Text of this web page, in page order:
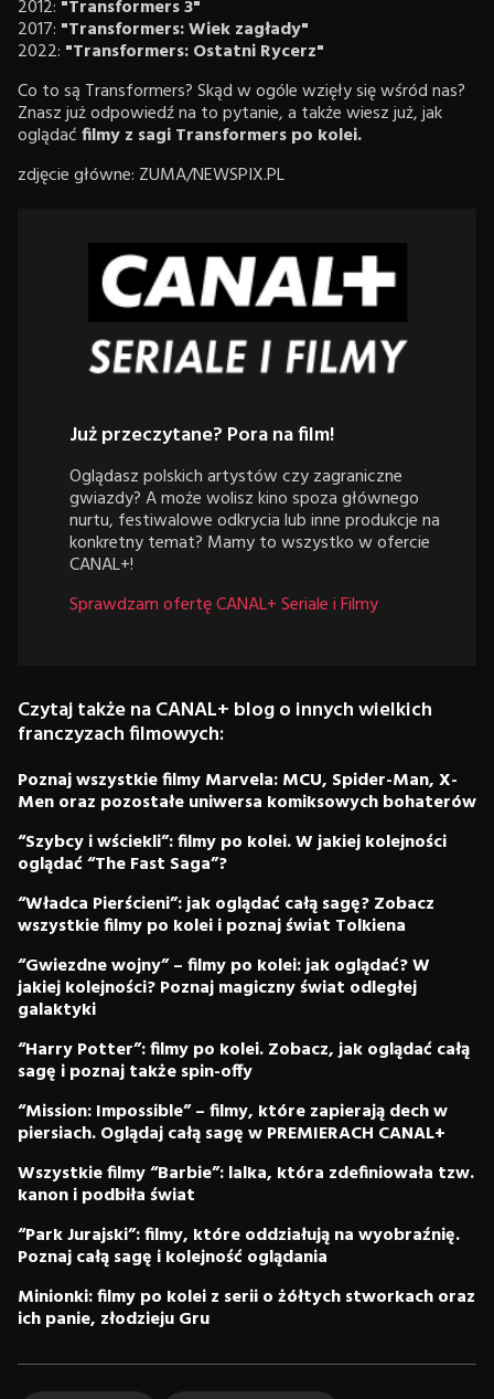
2012: "Transformers 3"
2017: "Transformers: Wiek zagłady"
2022: "Transformers: Ostatni Rycerz"
Co to są Transformers? Skąd w ogóle wzięły się wśród nas?
Znasz już odpowiedź na to pytanie, a także wiesz już, jak
oglądaćfilmy z sagi Transformers po kolei.
zdjęcie główne: ZUMA/NEWSPIX.PL
Już przeczytane? Pora na film!
Oglądasz polskich artystów czy zagraniczne
gwiazdy? A może wolisz kino spoza głównego
nurtu, festiwalowe odkrycia lub inne produkcje na
konkretny temat? Mamy to wszystko w ofercie
CANAL+!
Sprawdzam ofertę CANAL+ Seriale i Filmy
Czytaj także na CANAL+ blog o innych wielkich
franczyzach filmowych:
Poznaj wszystkie filmy Marvela: MCU, Spider-Man, X-
Men oraz pozostałe uniwersa komiksowych bohaterów
“Szybcy i wściekli”: filmy po kolei. W jakiej kolejności
oglądać “The Fast Saga”?
“Władca Pierścieni”: jak oglądać całą sagę? Zobacz
wszystkie filmy po kolei i poznaj świat Tolkiena
“Gwiezdne wojny” – filmy po kolei: jak oglądać? W
jakiej kolejności? Poznaj magiczny świat odległej
galaktyki
“Harry Potter”: filmy po kolei. Zobacz, jak oglądać całą
sagę i poznaj także spin-offy
“Mission: Impossible” – filmy, które zapierają dech w
piersiach. Oglądaj całą sagę w PREMIERACH CANAL+
Wszystkie filmy “Barbie”: lalka, która zdefiniowała tzw.
kanon i podbiła świat
“Park Jurajski”: filmy, które oddziałują na wyobraźnię.
Poznaj całą sagę i kolejność oglądania
Minionki: filmy po kolei z serii o żółtych stworkach oraz
ich panie, złodzieju Gru